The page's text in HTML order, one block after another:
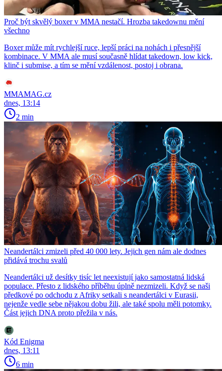
Proč být skvělý boxer v MMA nestačí. Hrozba takedownu mění
všechno
Boxer může mít rychlejší ruce, lepší práci na nohách i přesnější
kombinace. V MMA ale musí současně hlídat takedown, low kick,
klinč i submise, a tím se mění vzdálenost, postoj i obrana.
MMAMAG.cz
dnes, 13:14
2 min
Neandertálci zmizeli před 40 000 lety. Jejich gen nám ale dodnes
přidává trochu svalů
Neandertálci už desítky tisíc let neexistují jako samostatná lidská
populace. Přesto z lidského příběhu úplně nezmizeli. Když se naši
předkové po odchodu z Afriky setkali s neandertálci v Eurasii,
nejenže vedle sebe nějakou dobu žili, ale také spolu měli potomky.
Část jejich DNA proto přežila v nás.
Kód Enigma
dnes, 13:11
6 min